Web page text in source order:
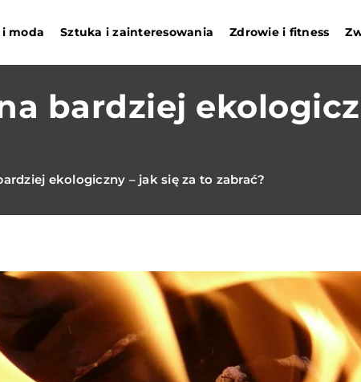
moda Sztuka i zainteresowania Zdrowie i fitness
bardziej
ekologiczny – jak się za to zabrać?